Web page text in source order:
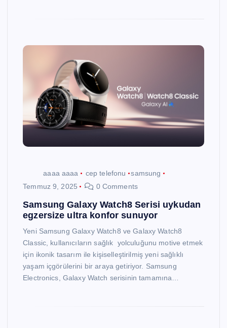
aaaa aaaa cep telefonu
samsung
Temmuz 9, 2025
0 Comments
Samsung Galaxy Watch8 Serisi uykudan
egzersize ultra konfor sunuyor
Yeni Samsung Galaxy Watch8 ve Galaxy Watch8
Classic, kullanıcıların sağlık yolculuğunu motive etmek
için ikonik tasarım ile kişiselleştirilmiş yeni sağlıklı
yaşam içgörülerini bir araya getiriyor. Samsung
Electronics, Galaxy Watch serisinin tamamına…